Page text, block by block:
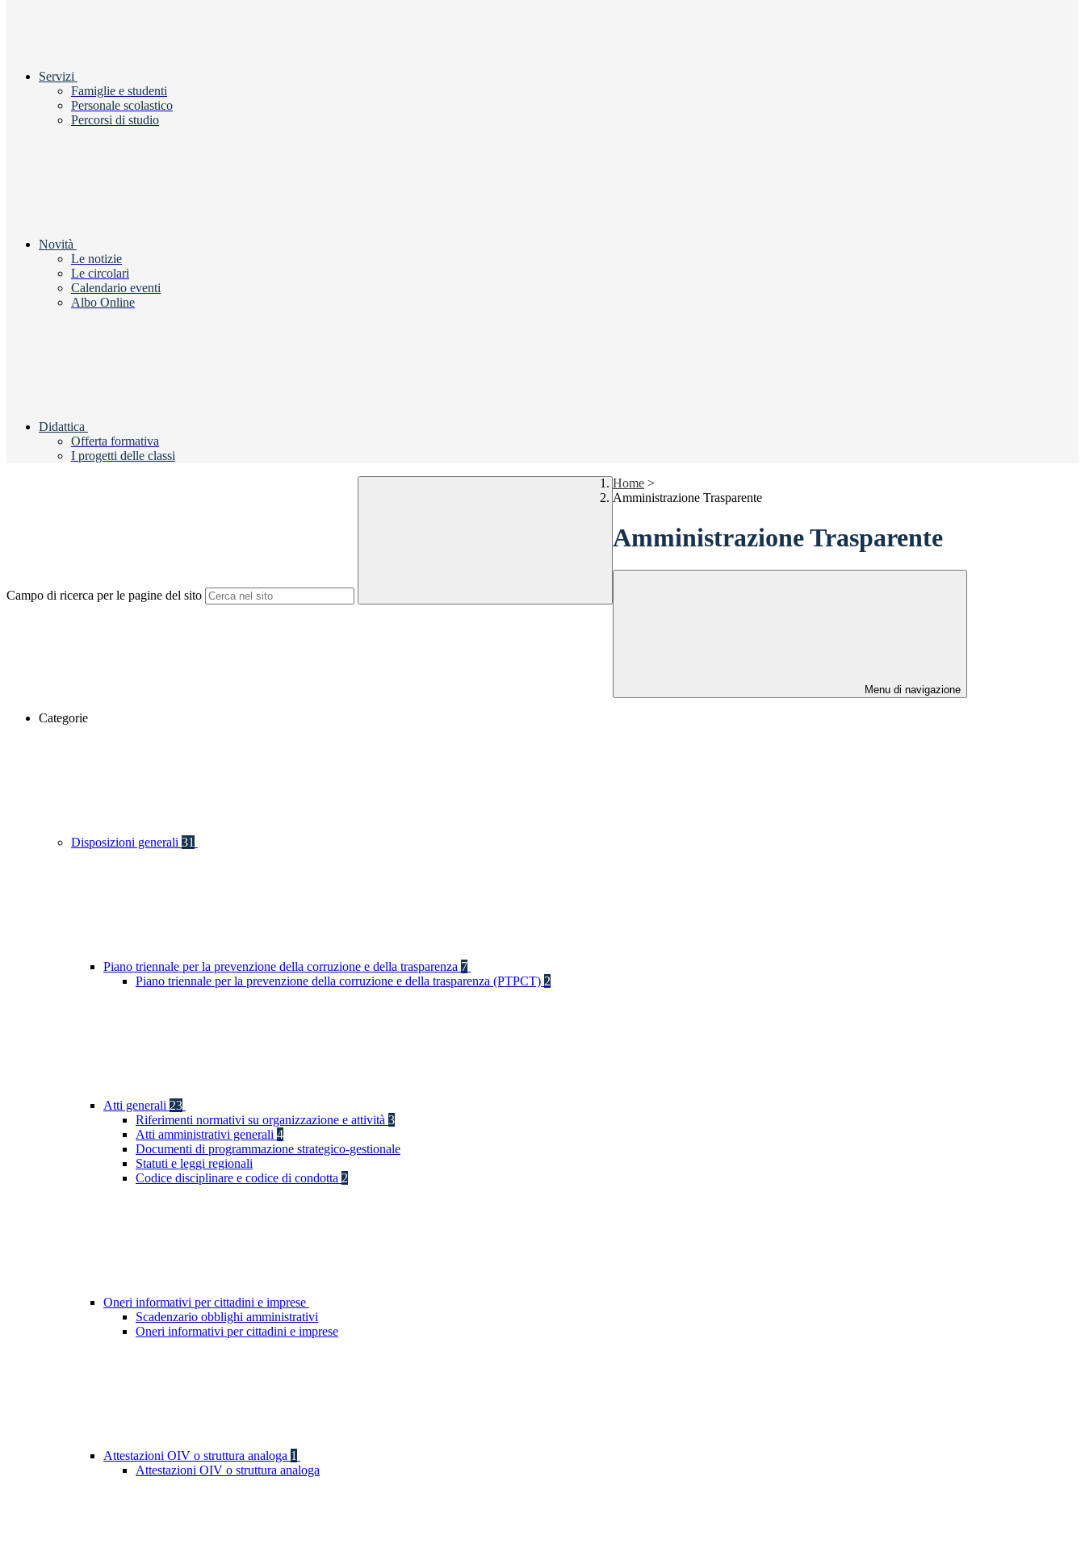
Servizi
Famiglie e studenti
Personale scolastico
Percorsi di studio
Novità
Le notizie
Le circolari
Calendario eventi
Albo Online
Didattica
Offerta formativa
I progetti delle classi
Campo di ricerca per le pagine del sito
Home >
Amministrazione Trasparente
Amministrazione Trasparente
Menu di navigazione
Categorie
Disposizioni generali 31
Piano triennale per la prevenzione della corruzione e della trasparenza 7
Piano triennale per la prevenzione della corruzione e della trasparenza (PTPCT) 2
Atti generali 23
Riferimenti normativi su organizzazione e attività 3
Atti amministrativi generali 4
Documenti di programmazione strategico-gestionale
Statuti e leggi regionali
Codice disciplinare e codice di condotta 2
Oneri informativi per cittadini e imprese
Scadenzario obblighi amministrativi
Oneri informativi per cittadini e imprese
Attestazioni OIV o struttura analoga 1
Attestazioni OIV o struttura analoga